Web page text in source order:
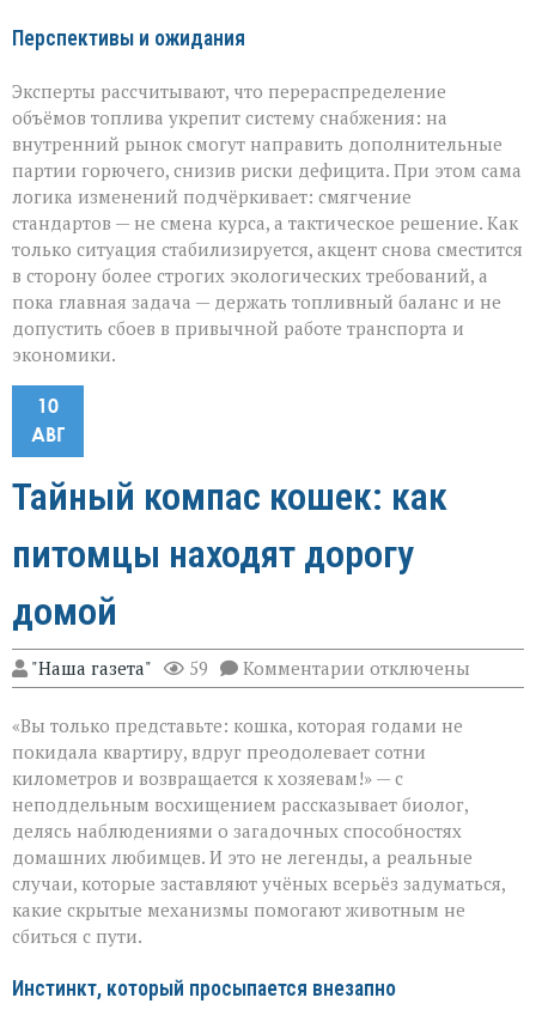
Перспективы и ожидания
Эксперты рассчитывают, что перераспределение
объёмов топлива укрепит систему снабжения: на
внутренний рынок смогут направить дополнительные
партии горючего, снизив риски дефицита. При этом сама
логика изменений подчёркивает: смягчение
стандартов — не смена курса, а тактическое решение. Как
только ситуация стабилизируется, акцент снова сместится
в сторону более строгих экологических требований, а
пока главная задача — держать топливный баланс и не
допустить сбоев в привычной работе транспорта и
экономики.
10
АВГ
Тайный компас кошек: как
питомцы находят дорогу
домой
"Наша газета" 59 Комментарии к
записи
компас
кошек:
питомцы
находят
дорогу
домой
отключены
«Вы только представьте: кошка, которая годами не
покидала квартиру, вдруг преодолевает сотни
километров и возвращается к хозяевам!» — с
неподдельным восхищением рассказывает биолог,
делясь наблюдениями о загадочных способностях
домашних любимцев. И это не легенды, а реальные
случаи, которые заставляют учёных всерьёз задуматься,
какие скрытые механизмы помогают животным не
сбиться с пути.
Инстинкт, который просыпается внезапно